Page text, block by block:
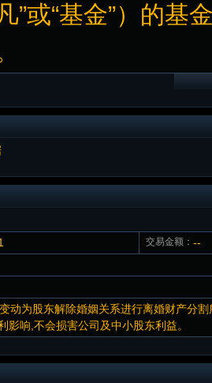
”或“基金”）的基
交易金额： --
动为股东解除婚姻关系进行离婚财产分
影响,不会损害公司及中小股东利益。